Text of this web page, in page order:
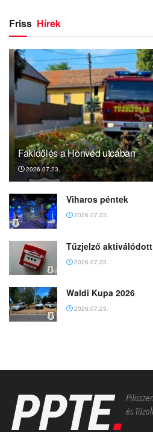
Friss Hírek
Fakidőlés a Honvéd utcában
2026.07.23.
Viharos péntek
2026.07.23.
Tűzjelző aktiválódott
2026.07.23.
Waldi Kupa 2026
2026.07.23.